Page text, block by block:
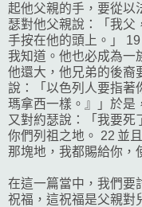
起他父親的手，要從以
瑟對他父親說：「我父
手按在他的頭上。」
我知道。他也必成為一
他還大，他兄弟的後裔
說：「以色列人要指著
瑪拿西一樣。』」於是
又對約瑟說：「我要死
你們列祖之地。 22 並
那塊地，我都賜給你，
在這一篇當中，我們要
祝福，這祝福是父親對